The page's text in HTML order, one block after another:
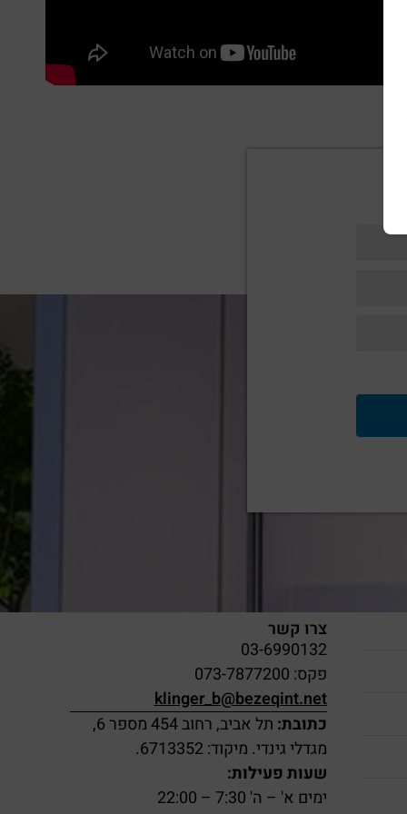
צרו קשר
03-6990132
פקס: 073-7877200
klinger_b@bezeqint.net
כתובת:
תל אביב, רחוב 454 מספר 6,
מגדלי גינדי. מיקוד: 6713352.
שעות פעילות:
ימים א' – ה' 7:30 – 22:00